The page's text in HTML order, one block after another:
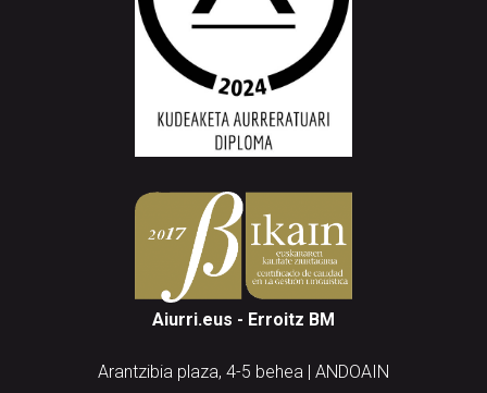
Aiurri.eus - Erroitz BM
Arantzibia plaza, 4-5 behea | ANDOAIN